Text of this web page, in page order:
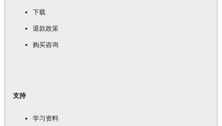
下载
退款政策
购买咨询
支持
学习资料